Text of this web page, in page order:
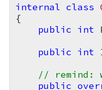
internal class
{
public
int
public
int
// remind:
public